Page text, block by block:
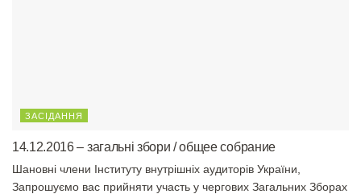
ЗАСІДАННЯ
14.12.2016 – загальні збори / общее собрание
Шановні члени Інституту внутрішніх аудиторів України,
Запрошуємо вас прийняти участь у чергових Загальних Зборах